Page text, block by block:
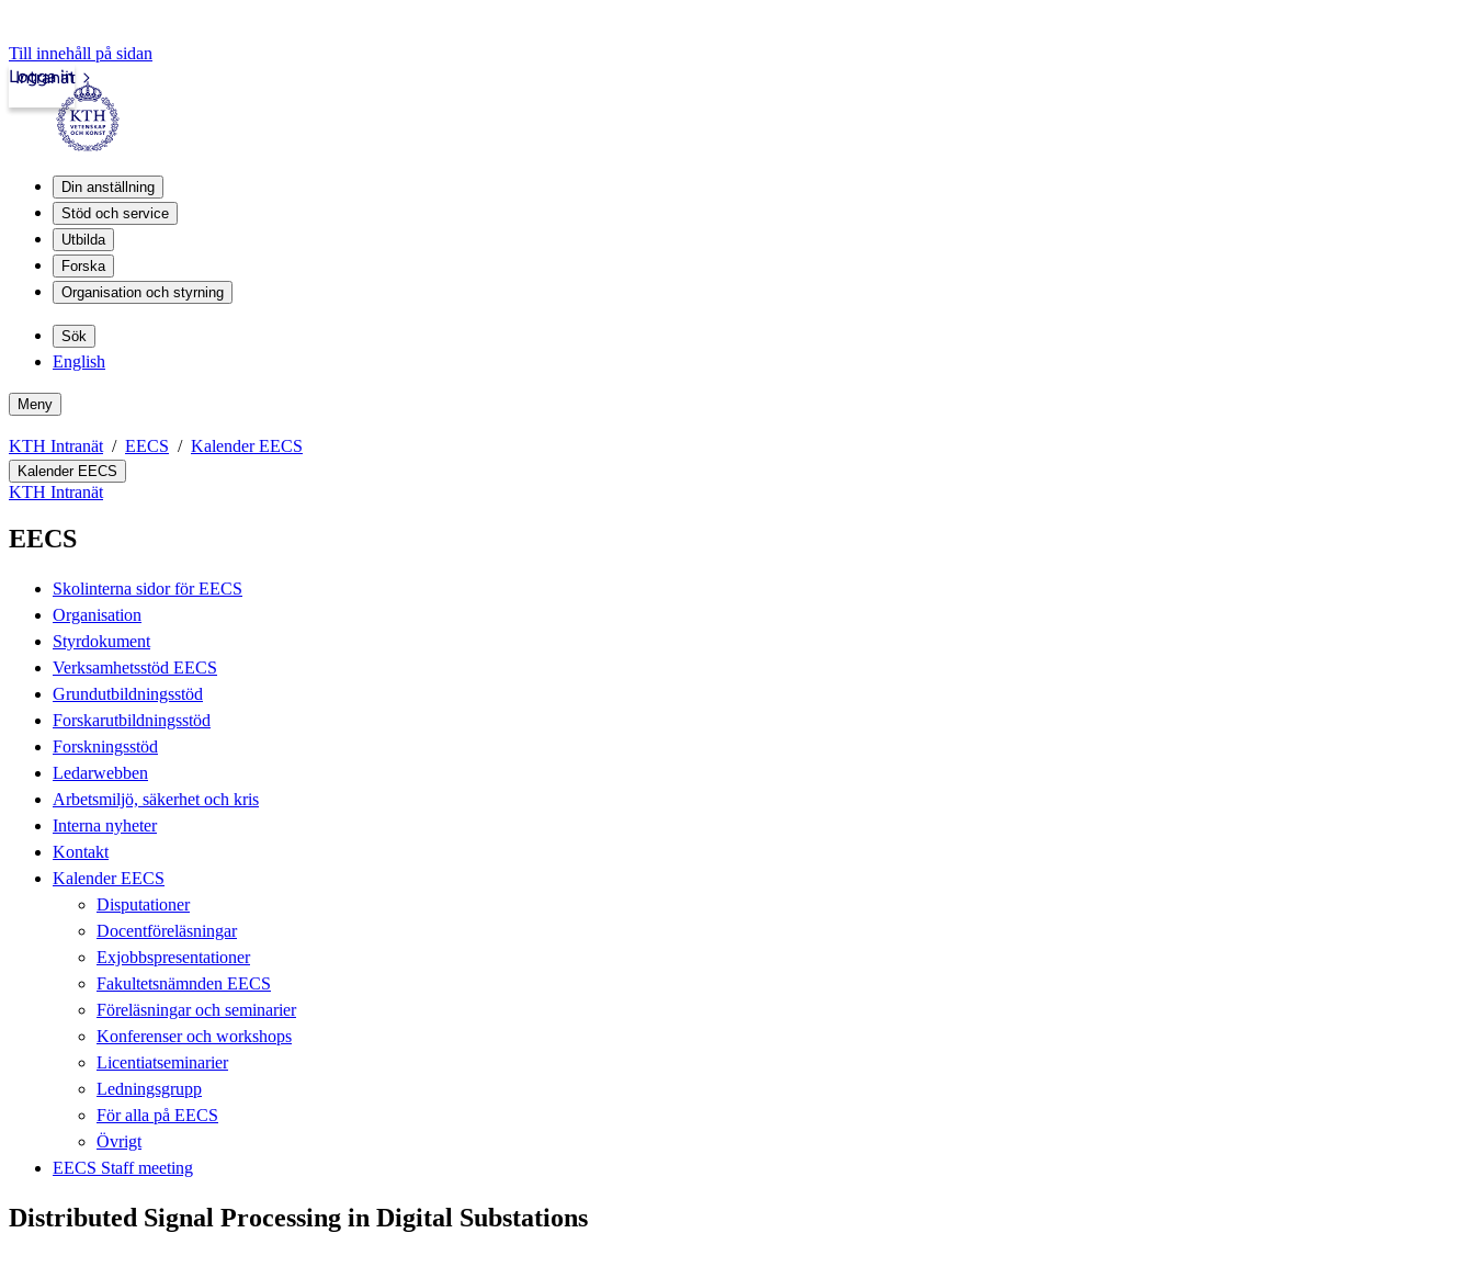
Till innehåll på sidan
Intranät
Logga in
Din anställning
Stöd och service
Utbilda
Forska
Organisation och styrning
Sök
English
Meny
KTH Intranät EECS Kalender EECS
Kalender EECS
KTH Intranät
EECS
Skolinterna sidor för EECS
Organisation
Styrdokument
Verksamhetsstöd EECS
Grundutbildningsstöd
Forskarutbildningsstöd
Forskningsstöd
Ledarwebben
Arbetsmiljö, säkerhet och kris
Interna nyheter
Kontakt
Kalender EECS
Disputationer
Docentföreläsningar
Exjobbspresentationer
Fakultetsnämnden EECS
Föreläsningar och seminarier
Konferenser och workshops
Licentiatseminarier
Ledningsgrupp
För alla på EECS
Övrigt
EECS Staff meeting
Distributed Signal Processing in Digital Substations